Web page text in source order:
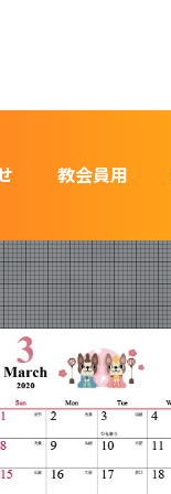
教会員用